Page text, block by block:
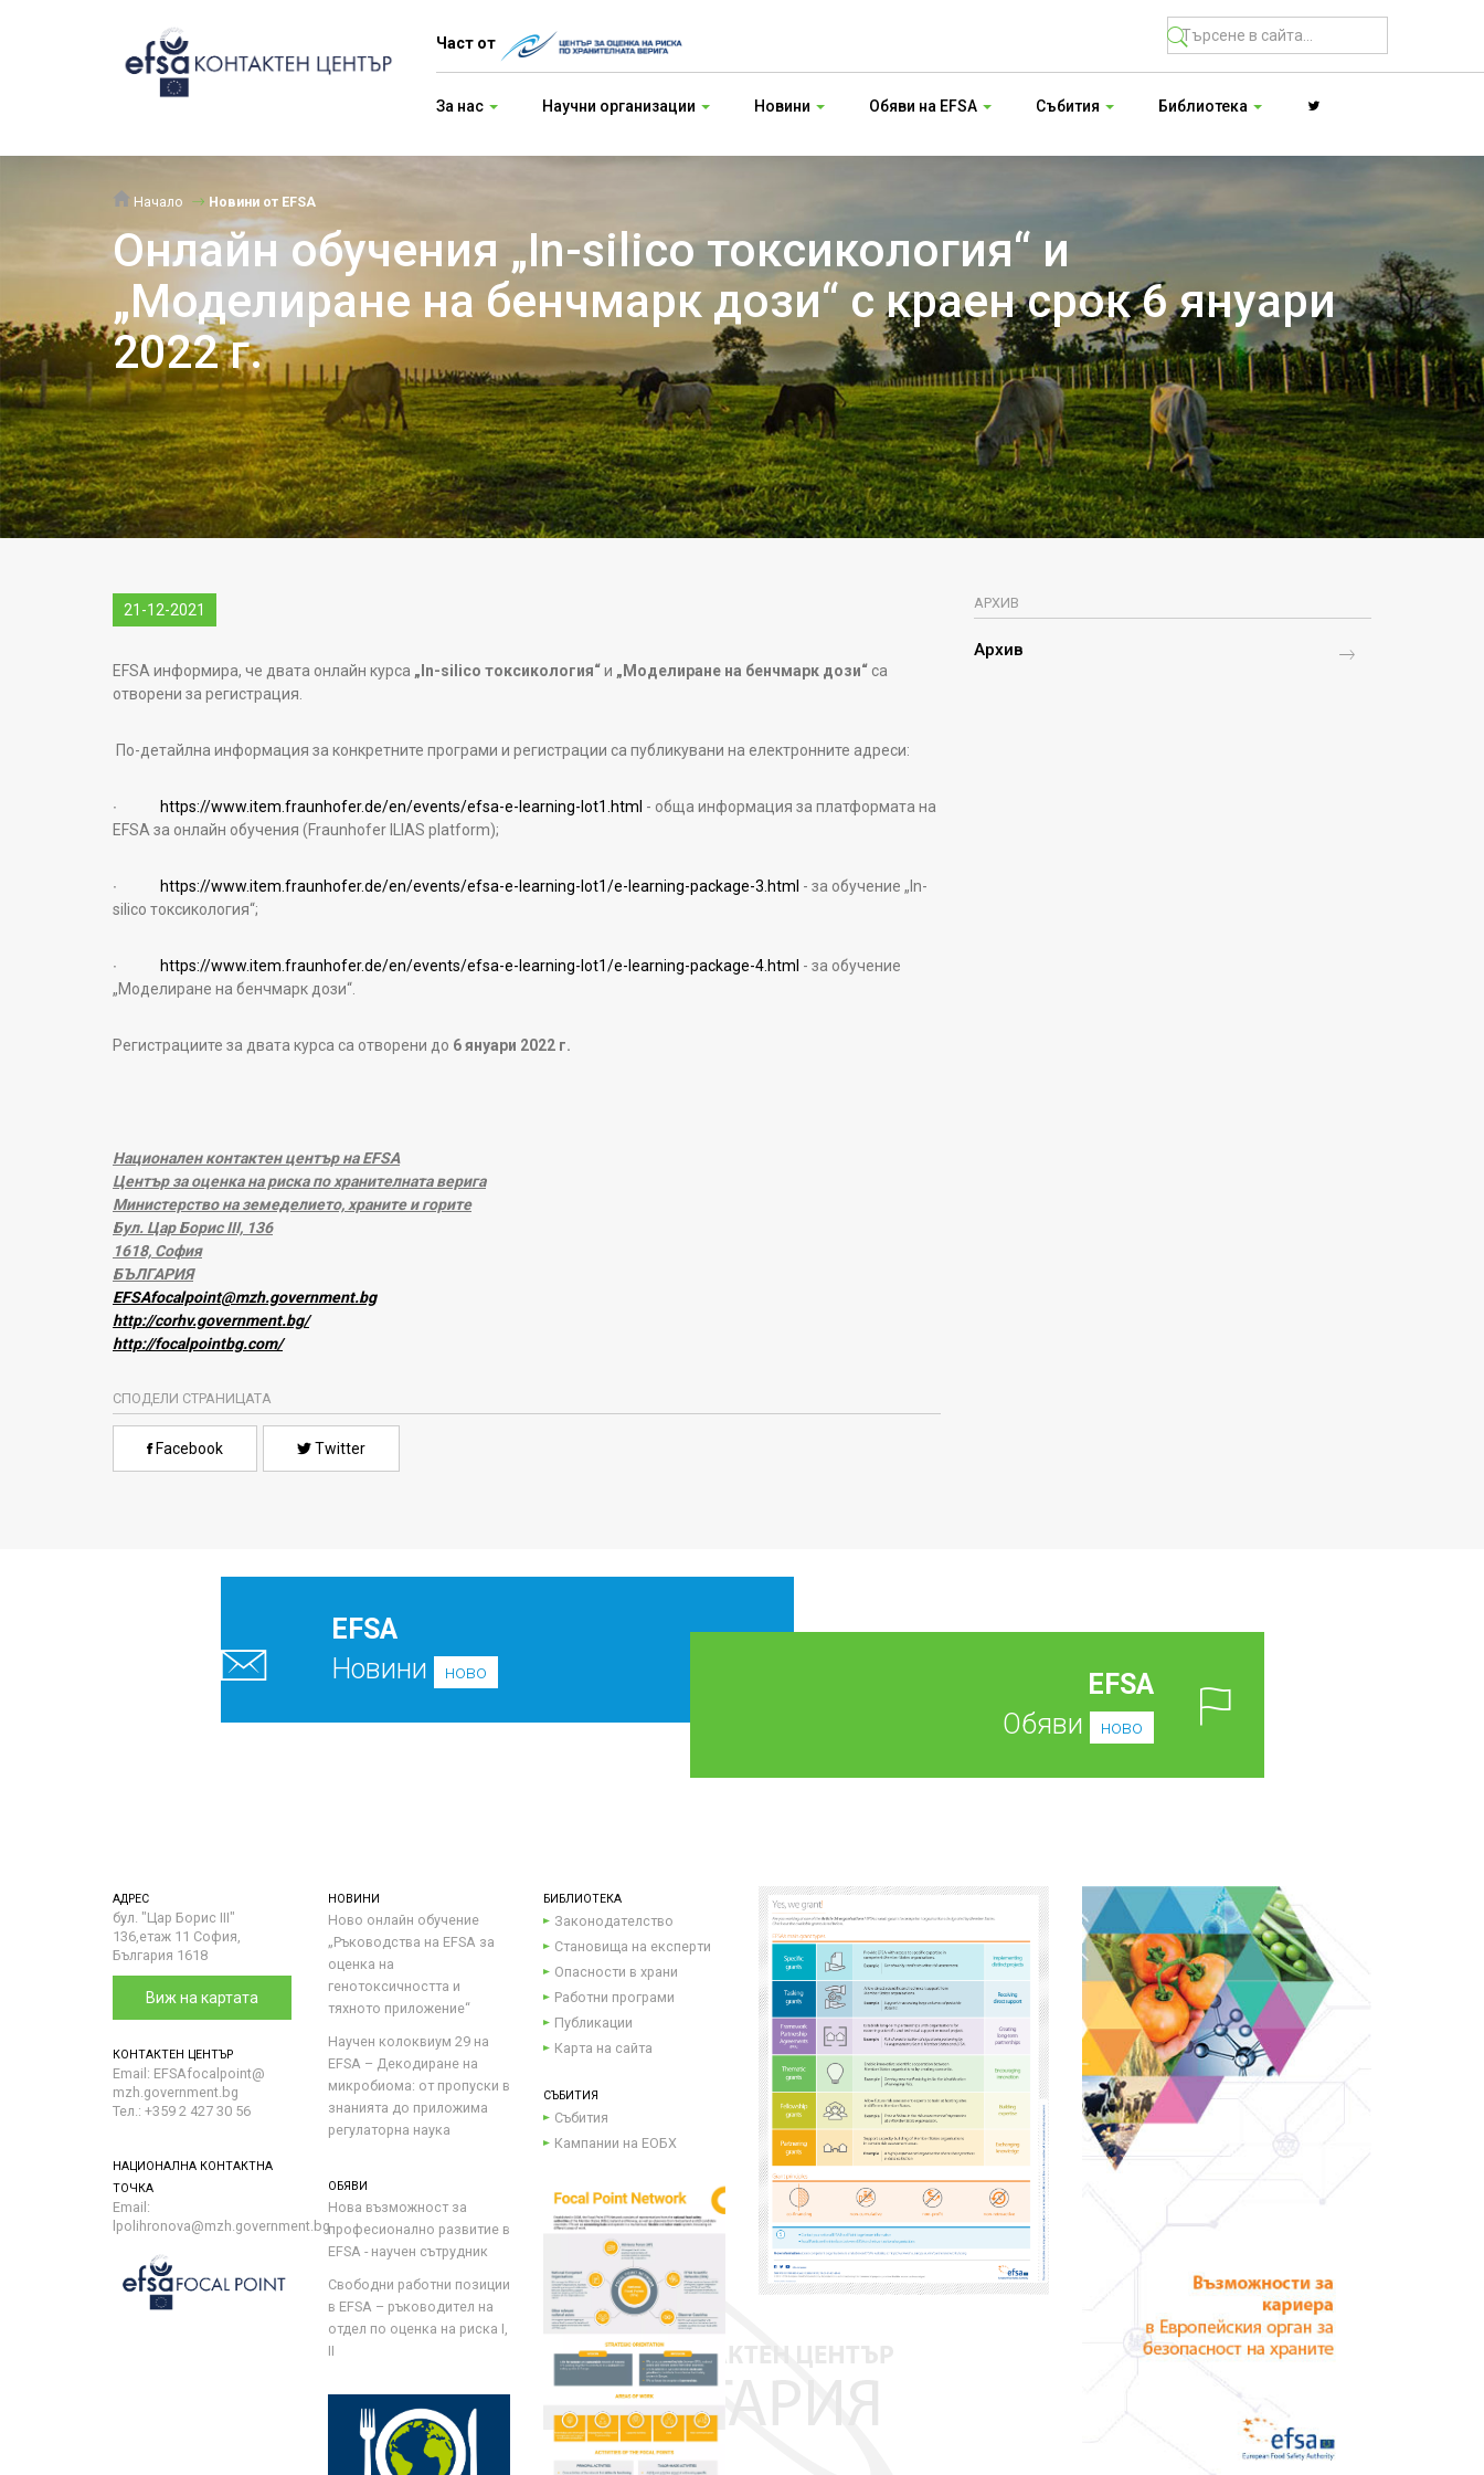
Част от
За нас Научни организации Новини Обяви на EFSA Събития Библиотека
Начало Новини от EFSA
Онлайн обучения „In-silico токсикология“ и
„Моделиране на бенчмарк дози“ с краен срок 6 януари
2022 г.
21-12-2021
EFSA информира, че двата онлайн курса „In-silico токсикология“и „Моделиране на бенчмарк дози“ са
отворени за регистрация.
По-детайлна информация за конкретните програми и регистрации са публикувани на електронните адреси:
∙ https://www.item.fraunhofer.de/en/events/efsa-e-learning-lot1.html - обща информация за платформата на
EFSA за онлайн обучения (Fraunhofer ILIAS platform);
∙ https://www.item.fraunhofer.de/en/events/efsa-e-learning-lot1/e-learning-package-3.html - за обучение „In-
silico токсикология“;
∙ https://www.item.fraunhofer.de/en/events/efsa-e-learning-lot1/e-learning-package-4.html - за обучение
„Моделиране на бенчмарк дози“.
Регистрациите за двата курса са отворени до 6 януари 2022 г.
Национален контактен център на EFSA
Център за оценка на риска по хранителната верига
Министерство на земеделието, храните и горите
Бул. Цар Борис III, 136
1618, София
БЪЛГАРИЯ
EFSAfocalpoint@mzh.government.bg
http://corhv.government.bg/
http://focalpointbg.com/
СПОДЕЛИ СТРАНИЦАТА
Facebook Twitter
АРХИВ
Архив
EFSA
Новини
ново
EFSA
Обяви
ново
АДРЕС
бул. "Цар Борис III"
136,етаж 11 София,
България 1618
Виж на картата
КОНТАКТЕН ЦЕНТЪР
Email: EFSAfocalpoint@
mzh.government.bg
Тел.: +359 2 427 30 56
НАЦИОНАЛНА КОНТАКТНА
ТОЧКА
Email:
lpolihronova@mzh.government.bg
НОВИНИ
Ново онлайн обучение
„Ръководства на ЕFSA за
оценка на
генотоксичността и
тяхното приложение“
Научен колоквиум 29 на
EFSA – Декодиране на
микробиома: от пропуски в
знанията до приложима
регулаторна наука
ОБЯВИ
Нова възможност за
професионално развитие в
EFSA - научен сътрудник
Свободни работни позиции
в EFSA – ръководител на
отдел по оценка на риска I,
II
БИБЛИОТЕКА
Законодателство
Становища на експерти
Опасности в храни
Работни програми
Публикации
Карта на сайта
СЪБИТИЯ
Събития
Кампании на ЕОБХ